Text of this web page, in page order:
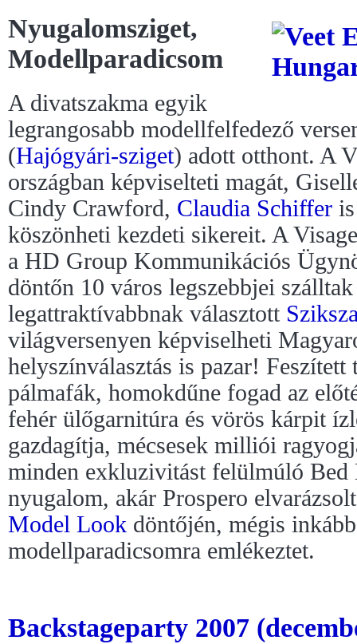
Nyugalomsziget,
Modellparadicsom
A divatszakma egyik
legrangosabb modellfelfedező
(Hajógyári-sziget) adott otthont. A
országban képviselteti magát,
Cindy Crawford, Claudia Schiffer
köszönheti kezdeti sikereit. A
a HD Group Kommunikációs
döntőn 10 város legszebbjei
legattraktívabbnak választott
világversenyen képviselheti
helyszínválasztás is pazar! Feszített
pálmafák, homokdűne fogad az
fehér ülőgarnitúra és vörös kárpit
gazdagítja, mécsesek milliói
minden exkluzivitást felülmúló Bed
nyugalom, akár Prospero
Model Look döntőjén, mégis
modellparadicsomra emlékeztet.
Backstageparty 2007